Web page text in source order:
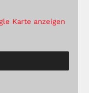
Karte anzeigen